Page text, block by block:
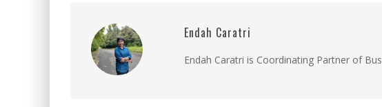
Endah Caratri
Endah Caratri is Coordinating Partner of